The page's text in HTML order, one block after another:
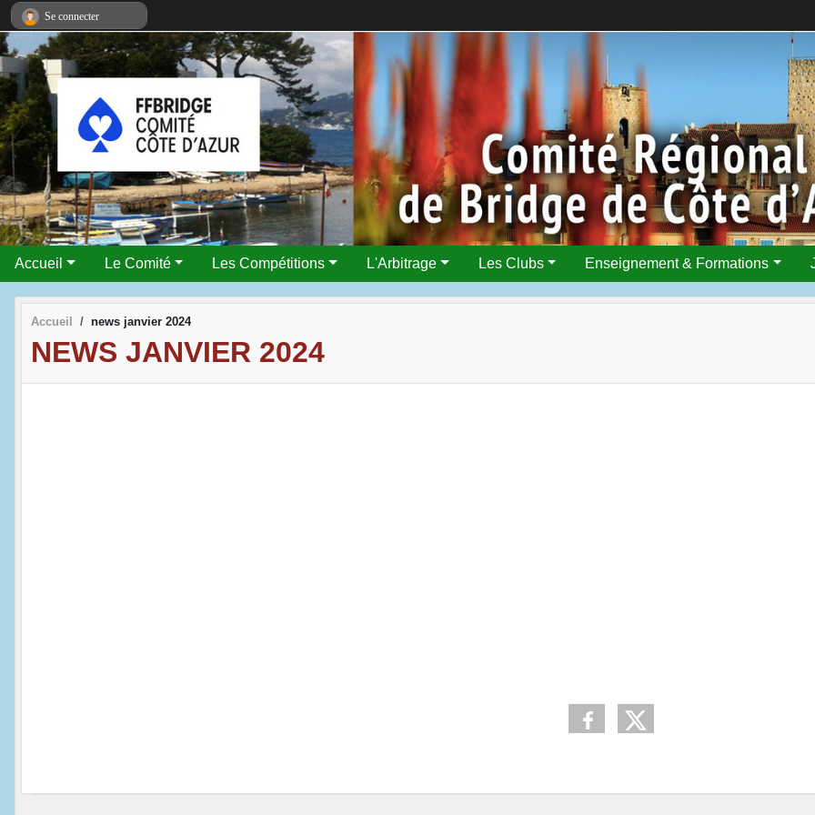
Accueil Le Comité Les Compétitions L'Arbitrage Les Clubs Enseignement & Formations
Accueil news janvier 2024
NEWS JANVIER 2024
Se connecter
Panneau de gestion des cookies